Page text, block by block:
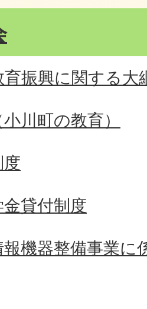
振興に関する大
川町の教育）
貸付制度
機器整備事業に